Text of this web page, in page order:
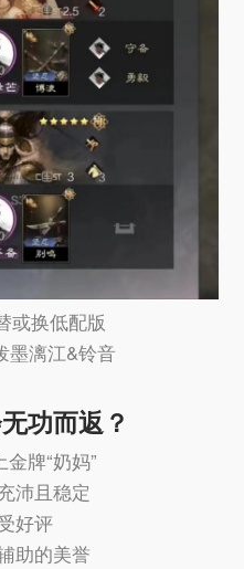
或换低配版
墨漓江&铃音
功而返？
牌“奶妈”
沛且稳定
好评
助的美誉